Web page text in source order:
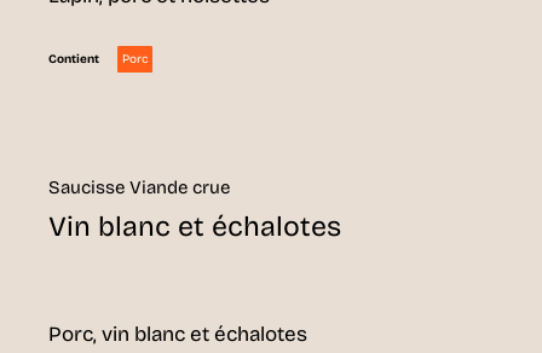
Contient Porc
Saucisse Viande crue
Vin blanc et échalotes
Porc, vin blanc et échalotes